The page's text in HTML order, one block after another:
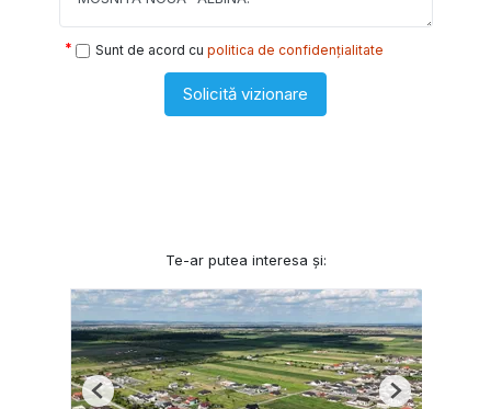
Sunt de acord cu politica de confidențialitate
Solicită vizionare
Te-ar putea interesa și:
Previous Next